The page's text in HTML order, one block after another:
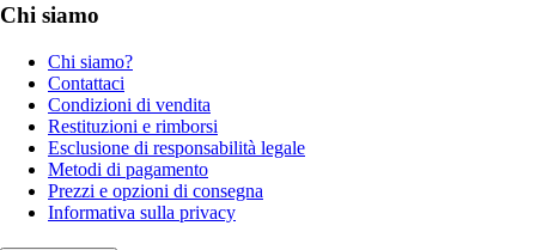
Chi siamo
Chi siamo?
Contattaci
Condizioni di vendita
Restituzioni e rimborsi
Esclusione di responsabilità legale
Metodi di pagamento
Prezzi e opzioni di consegna
Informativa sulla privacy